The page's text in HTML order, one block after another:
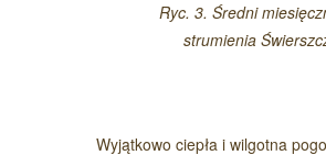
Ryc. 3. Średni
strumienia
Wyjątkowo ciepła i wilgotna